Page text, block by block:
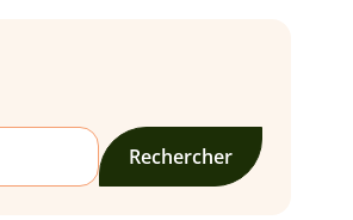
Rechercher